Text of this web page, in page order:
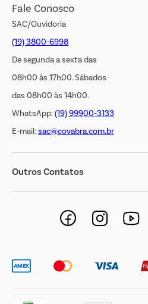
Transparência Salarial
Fale Conosco
SAC/Ouvidoria
(19) 3800-6998
De segunda a sexta das
08h00 às 17h00. Sábados
das 08h00 às 14h00.
WhatsApp:(19) 99900-3133
E-mail:sac@covabra.com.br
Outros Contatos
Negócios Imobiliários
Novos Fornecedores